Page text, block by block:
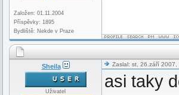
Založen: 01.11.2004
Příspěvky: 1895
Bydliště: Nekde v Praze
Sheila
Uživatel
Zaslal: st, 26.září 2007,
asi taky